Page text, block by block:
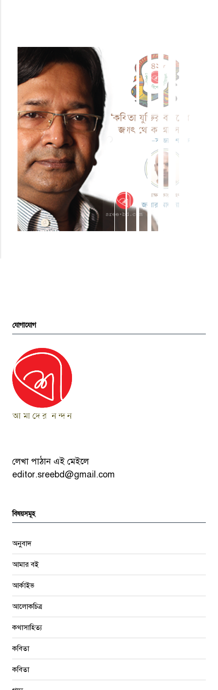
যোগাযোগ
লেখা পাঠান এই মেইলে
editor.sreebd@gmail.com
বিষয়সমূহ
অনুবাদ
আমার বই
আর্কাইভ
আলোকচিত্র
কথাসাহিত্য
কবিতা
কবিতা